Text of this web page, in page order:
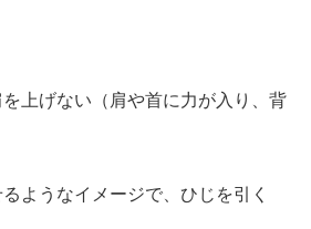
上げない（肩や首に力が入り、背
ようなイメージで、ひじを引く